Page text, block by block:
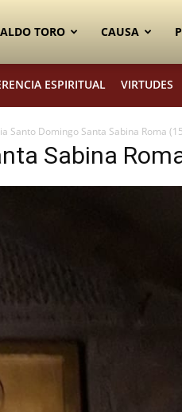
TORO CAUSA
ESPIRITUAL VIRTUDES
Santo Domingo Santa Sabina Roma
Sabina